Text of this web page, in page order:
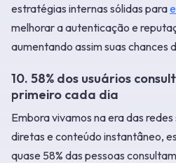
estratégias internas sólidas para
melhorar a autenticação e
aumentando assim suas chances
10. 58% dos usuários
primeiro cada dia
Embora vivamos na era das
diretas e conteúdo instantâneo,
quase 58% das pessoas